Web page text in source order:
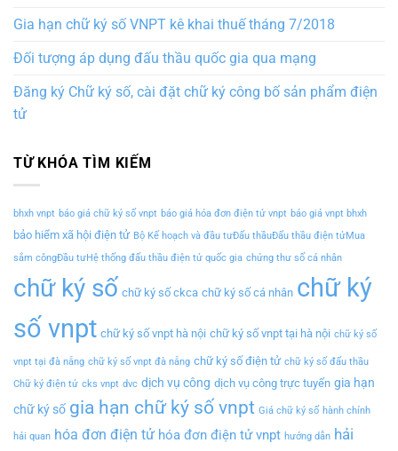
Gia hạn chữ ký số VNPT kê khai thuế tháng 7/2018
Đối tượng áp dụng đấu thầu quốc gia qua mạng
Đăng ký Chữ ký số, cài đặt chữ ký công bố sản phẩm điện
tử
TỪ KHÓA TÌM KIẾM
bhxh vnpt báo giá chữ ký số vnpt báo giá hóa đơn điện tử vnpt báo giá vnpt bhxh
bảo hiểm xã hội điện tử Bộ Kế hoạch và đầu tưĐấu thầuĐấu thầu điện tửMua
sắm côngĐầu tưHệ thống đấu thầu điện tử quốc gia chứng thư số cá nhân
chữ ký số chữ ký số ckca chữ ký số cá nhân chữ ký
số vnpt chữ ký số vnpt hà nội chữ ký số vnpt tại hà nội chữ ký số
vnpt tại đà nẵng chữ ký số vnpt đà nẵng chữ ký số điện tử chữ ký số đấu thầu
Chữ ký điện tử cks vnpt dvc dịch vụ công dịch vụ công trực tuyến gia hạn
chữ ký số gia hạn chữ ký số vnpt Giá chữ ký số hành chính
hải quan hóa đơn điện tử hóa đơn điện tử vnpt hướng dẫn hải